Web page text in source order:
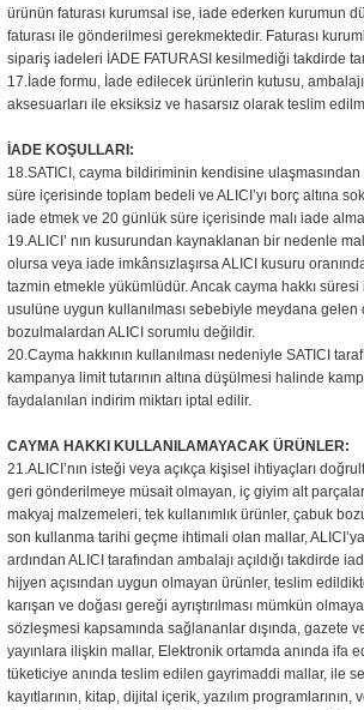
ürünün faturası kurumsal ise, iade ederken kurumun
faturası ile gönderilmesi gerekmektedir. Faturası
sipariş iadeleri İADE FATURASI kesilmediği takdirde
17.İade formu, İade edilecek ürünlerin kutusu,
aksesuarları ile eksiksiz ve hasarsız olarak teslim
İADE KOŞULLARI:
18.SATICI, cayma bildiriminin kendisine
süre içerisinde toplam bedeli ve ALICI’yı borç altına
iade etmek ve 20 günlük süre içerisinde malı iade
19.ALICI’ nın kusurundan kaynaklanan bir nedenle
olursa veya iade imkânsızlaşırsa ALICI kusuru oranında
tazmin etmekle yükümlüdür. Ancak cayma hakkı
usulüne uygun kullanılması sebebiyle meydana gelen
bozulmalardan ALICI sorumlu değildir.
20.Cayma hakkının kullanılması nedeniyle SATICI
kampanya limit tutarının altına düşülmesi halinde
faydalanılan indirim miktarı iptal edilir.
CAYMA HAKKI KULLANILAMAYACAK ÜRÜNLER:
21.ALICI’nın isteği veya açıkça kişisel ihtiyaçları
geri gönderilmeye müsait olmayan, iç giyim alt
makyaj malzemeleri, tek kullanımlık ürünler, çabuk
son kullanma tarihi geçme ihtimali olan mallar,
ardından ALICI tarafından ambalajı açıldığı takdirde
hijyen açısından uygun olmayan ürünler, teslim
karışan ve doğası gereği ayrıştırılması mümkün
sözleşmesi kapsamında sağlananlar dışında, gazete
yayınlara ilişkin mallar, Elektronik ortamda anında ifa
tüketiciye anında teslim edilen gayrimaddi mallar, ile
kayıtlarının, kitap, dijital içerik, yazılım